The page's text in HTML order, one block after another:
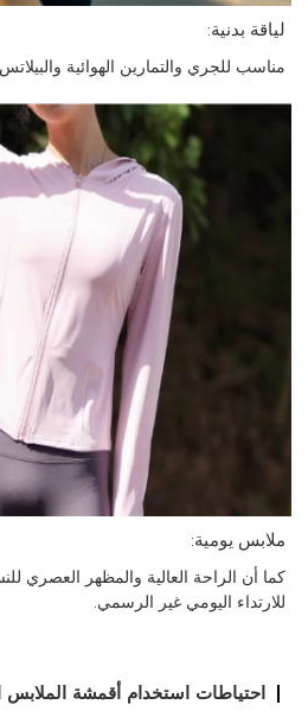
لياقة بدنية:
مناسب للجري والتمارين الهوائية
ملابس يومية:
كما أن الراحة العالية والمظهر العصري
للارتداء اليومي غير الرسمي.
احتياطات استخدام أقمشة الملابس